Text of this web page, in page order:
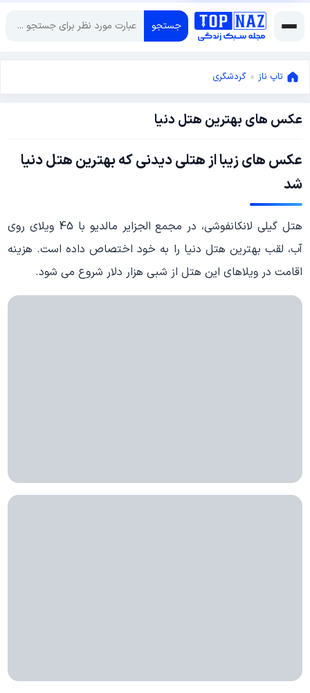
جستجو
تاپ ناز » گردشگری
عکس های بهترین هتل دنیا
ژوئن
2015
2015
عکس های زیبا از هتلی دیدنی که بهترین هتل دنیا
شد
هتل گیلی لانکانفوشی، در مجمع الجزایر مالدیو با 45 ویلای روی
آب، لقب بهترین هتل دنیا را به خود اختصاص داده است. هزینه
اقامت در ویلاهای این هتل از شبی هزار دلار شروع می شود.